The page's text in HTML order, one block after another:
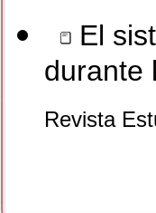
El
durante
Revista